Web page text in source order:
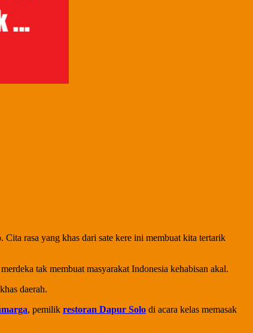
rasa yang khas dari sate kere ini membuat kita tertarik
tak membuat masyarakat Indonesia kehabisan akal.
daerah.
, pemilik restoran Dapur Solo di acara kelas memasak